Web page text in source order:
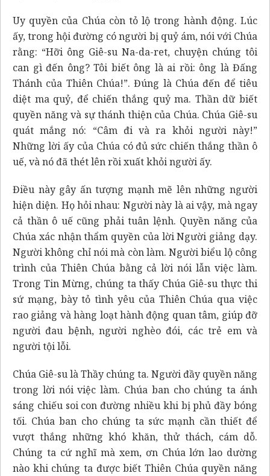
Uy quyền của Chúa còn tỏ lộ trong hành động. Lúc
ấy, trong hội đường có người bị quỷ ám, nói với Chúa
rằng: “Hỡi ông Giê-su Na-da-ret, chuyện chúng tôi
can gì đến ông? Tôi biết ông là ai rồi: ông là Đấng
Thánh của Thiên Chúa!”. Đúng là Chúa đến để tiêu
diệt ma quỷ, để chiến thắng quỷ ma. Thần dữ biết
quyền năng và sự thánh thiện của Chúa. Chúa Giê-su
quát mắng nó: “Câm đi và ra khỏi người này!”
Những lời ấy của Chúa có đủ sức chiến thắng thần ô
uế, và nó đã thét lên rồi xuất khỏi người ấy.
Điều này gây ấn tượng mạnh mẽ lên những người
hiện diện. Họ hỏi nhau: Người này là ai vậy, mà ngay
cả thần ô uế cũng phải tuân lệnh. Quyền năng của
Chúa xác nhận thẩm quyền của lời Người giảng dạy.
Người không chỉ nói mà còn làm. Người biểu lộ công
trình của Thiên Chúa bằng cả lời nói lẫn việc làm.
Trong Tin Mừng, chúng ta thấy Chúa Giê-su thực thi
sứ mạng, bày tỏ tình yêu của Thiên Chúa qua việc
rao giảng và hàng loạt hành động quan tâm, giúp đỡ
người đau bệnh, người nghèo đói, các trẻ em và
người tội lỗi.
Chúa Giê-su là Thầy chúng ta. Người đầy quyền năng
trong lời nói việc làm. Chúa ban cho chúng ta ánh
sáng chiếu soi con đường nhiều khi bị phủ đầy bóng
tối. Chúa ban cho chúng ta sức mạnh cần thiết để
vượt thắng những khó khăn, thử thách, cám dỗ.
Chúng ta cứ nghĩ mà xem, ơn Chúa lớn lao dường
nào khi chúng ta được biết Thiên Chúa quyền năng